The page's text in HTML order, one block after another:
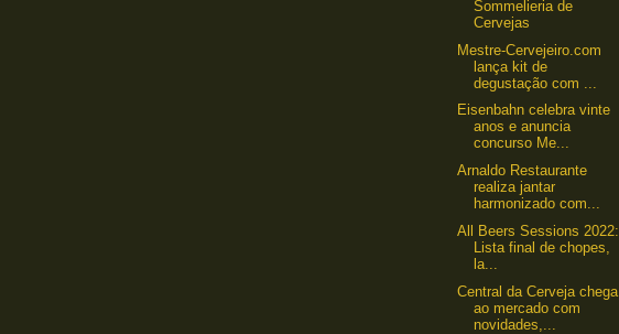
Sommelieria de
Cervejas
Mestre-Cervejeiro.com
lança kit de
degustação com ...
Eisenbahn celebra vinte
anos e anuncia
concurso Me...
Arnaldo Restaurante
realiza jantar
harmonizado com...
All Beers Sessions 2022:
Lista final de chopes,
la...
Central da Cerveja chega
ao mercado com
novidades,...